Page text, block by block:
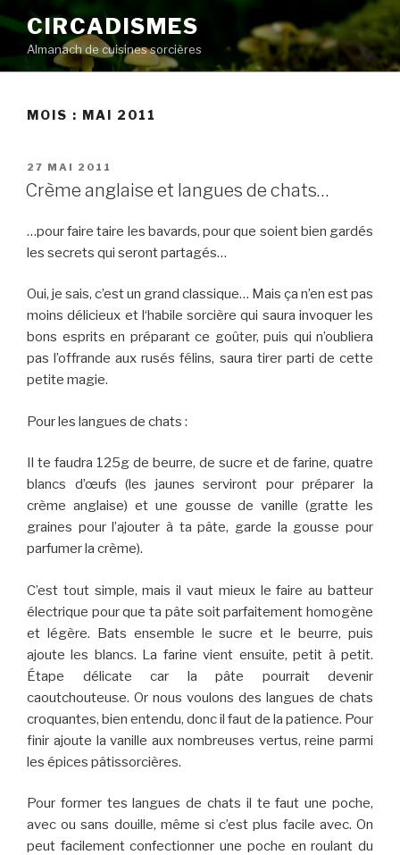
au
contenu
principal
CIRCADISMES
Almanach de cuisines sorcières
MOIS : MAI 2011
PUBLIÉ
LE
27 MAI 2011
Crème anglaise et langues de chats…
…pour faire taire les bavards, pour que soient bien gardés
les secrets qui seront partagés…
Oui, je sais, c’est un grand classique… Mais ça n’en est pas
moins délicieux et l‘habile sorcière qui saura invoquer les
bons esprits en préparant ce goûter, puis qui n’oubliera
pas l’offrande aux rusés félins, saura tirer parti de cette
petite magie.
Pour les langues de chats :
Il te faudra 125g de beurre, de sucre et de farine, quatre
blancs d’œufs (les jaunes serviront pour préparer la
crème anglaise) et une gousse de vanille (gratte les
graines pour l’ajouter à ta pâte, garde la gousse pour
parfumer la crème).
C’est tout simple, mais il vaut mieux le faire au batteur
électrique pour que ta pâte soit parfaitement homogène
et légère. Bats ensemble le sucre et le beurre, puis
ajoute les blancs. La farine vient ensuite, petit à petit.
Étape délicate car la pâte pourrait devenir
caoutchouteuse. Or nous voulons des langues de chats
croquantes, bien entendu, donc il faut de la patience. Pour
finir ajoute la vanille aux nombreuses vertus, reine parmi
les épices pâtissorcières.
Pour former tes langues de chats il te faut une poche,
avec ou sans douille, même si c’est plus facile avec. On
peut facilement confectionner une poche en roulant du